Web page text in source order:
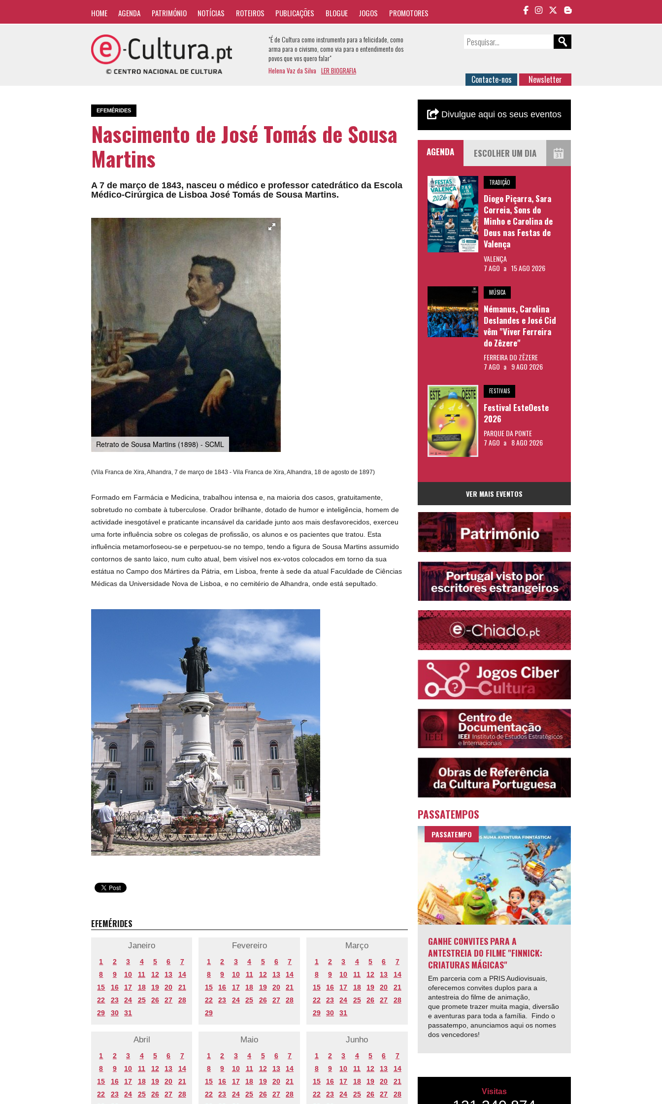
HOME AGENDA PATRIMÓNIO NOTÍCIAS ROTEIROS PUBLICAÇÕES BLOGUE JOGOS PROMOTORES
"É de Cultura como instrumento para a felicidade, como
arma para o civismo, como via para o entendimento dos
povos que vos quero falar"
Helena Vaz da Silva LER BIOGRAFIA
Contacte-nos Newsletter
EFEMÉRIDES
Nascimento de José Tomás de Sousa
Martins
A 7 de março de 1843, nasceu o médico e professor catedrático da Escola
Médico-Cirúrgica de Lisboa José Tomás de Sousa Martins.
Retrato de Sousa Martins (1898) - SCML
(Vila Franca de Xira, Alhandra, 7 de março de 1843 - Vila Franca de Xira, Alhandra, 18 de agosto de 1897)
Formado em Farmácia e Medicina, trabalhou intensa e, na maioria dos casos, gratuitamente,
sobretudo no combate à tuberculose. Orador brilhante, dotado de humor e inteligência, homem de
actividade inesgotável e praticante incansável da caridade junto aos mais desfavorecidos, exerceu
uma forte influência sobre os colegas de profissão, os alunos e os pacientes que tratou. Esta
influência metamorfoseou-se e perpetuou-se no tempo, tendo a figura de Sousa Martins assumido
contornos de santo laico, num culto atual, bem visível nos ex-votos colocados em torno da sua
estátua no Campo dos Mártires da Pátria, em Lisboa, frente à sede da atual Faculdade de Ciências
Médicas da Universidade Nova de Lisboa, e no cemitério de Alhandra, onde está sepultado.
EFEMÉRIDES
Janeiro
1 2 3 4 5 6
7
8
9 10 11 12 13
14
15
16 17 18 19 20
21
22
23 24 25 26 27
28
29
30 31
Fevereiro
1 2 3 4 5 6
7
8
9 10 11 12 13
14
15
16 17 18 19 20
21
22
23 24 25 26 27
28
29
Março
1 2 3 4 5 6
7
8
9 10 11 12 13
14
15
16 17 18 19 20
21
22
23 24 25 26 27
28
29
30 31
Abril
1 2 3 4 5 6
7
8
9 10 11 12 13
14
15
16 17 18 19 20
21
22
23 24 25 26 27
28
Maio
1 2 3 4 5 6
7
8
9 10 11 12 13
14
15
16 17 18 19 20
21
22
23 24 25 26 27
28
Junho
1 2 3 4 5 6
7
8
9 10 11 12 13
14
15
16 17 18 19 20
21
22
23 24 25 26 27
28
Divulgue aqui os seus eventos
AGENDA
TRADIÇÃO
Diogo Piçarra, Sara
Correia, Sons do
Minho e Carolina de
Deus nas Festas de
Valença
VALENÇA
7 AGO a 15 AGO 2026
MÚSICA
Némanus, Carolina
Deslandes e José Cid
vêm "Viver Ferreira
do Zêzere"
FERREIRA DO ZÊZERE
7 AGO a 9 AGO 2026
FESTIVAIS
Festival EsteOeste
2026
PARQUE DA PONTE
7 AGO a 8 AGO 2026
VER MAIS EVENTOS
PASSATEMPOS
PASSATEMPO
GANHE CONVITES PARA A
ANTESTREIA DO FILME "FINNICK:
CRIATURAS MÁGICAS"
Em parceria com a PRIS Audiovisuais,
oferecemos convites duplos para a
antestreia do filme de animação,
que promete trazer muita magia, diversão
e aventuras para toda a família. Findo o
passatempo, anunciamos aqui os nomes
dos vencedores!
Visitas